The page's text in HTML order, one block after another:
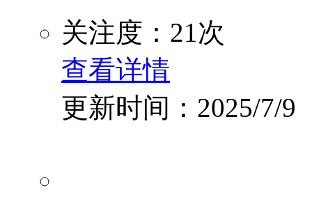
关注度：21次
查看详情
更新时间：2025/7/9